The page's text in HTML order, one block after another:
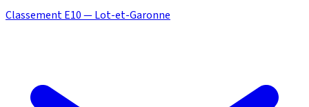
Classement E10 — Lot-et-Garonne